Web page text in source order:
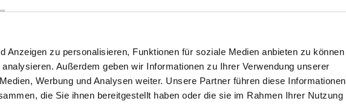
Anzeigen zu personalisieren, Funktionen für soziale Medien anbieten zu können
Außerdem geben wir Informationen zu Ihrer Verwendung unserer
Werbung und Analysen weiter. Unsere Partner führen diese Informationen
die Sie ihnen bereitgestellt haben oder die sie im Rahmen Ihrer Nutzung